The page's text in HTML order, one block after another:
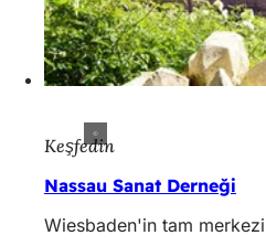
Keşfedin
Nassau Sanat Derneği
Wiesbaden'in tam